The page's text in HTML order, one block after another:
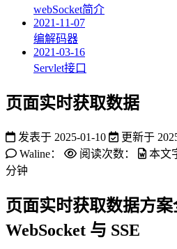
webSocket简介
2021-11-07
编解码器
2021-03-16
Servlet接口
页面实时获取数据
发表于 2025-01-10 更新于
Waline：
阅读次数： 本文
分钟
页面实时获取数据方
WebSocket 与 SSE